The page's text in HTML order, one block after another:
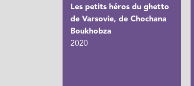
Les petits héros du ghetto
de Varsovie, de Chochana
Boukhobza
2020